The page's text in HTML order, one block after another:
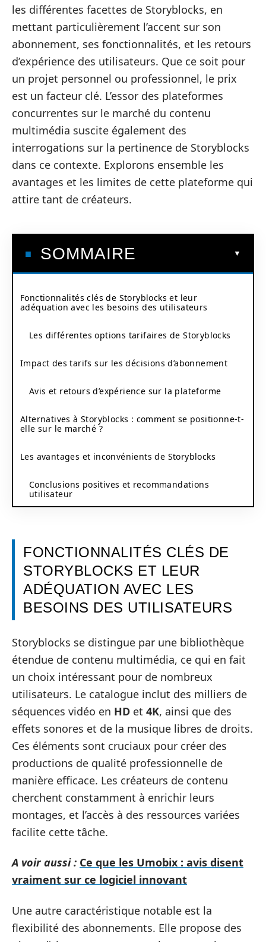
les différentes facettes de Storyblocks, en
mettant particulièrement l’accent sur son
abonnement, ses fonctionnalités, et les retours
d’expérience des utilisateurs. Que ce soit pour
un projet personnel ou professionnel, le prix
est un facteur clé. L’essor des plateformes
concurrentes sur le marché du contenu
multimédia suscite également des
interrogations sur la pertinence de Storyblocks
dans ce contexte. Explorons ensemble les
avantages et les limites de cette plateforme qui
attire tant de créateurs.
SOMMAIRE
Fonctionnalités clés de Storyblocks et leur
adéquation avec les besoins des utilisateurs
Les différentes options tarifaires de Storyblocks
Impact des tarifs sur les décisions d’abonnement
Avis et retours d’expérience sur la plateforme
Alternatives à Storyblocks : comment se positionne-t-
elle sur le marché ?
Les avantages et inconvénients de Storyblocks
Conclusions positives et recommandations
utilisateur
FONCTIONNALITÉS CLÉS DE
STORYBLOCKS ET LEUR
ADÉQUATION AVEC LES
BESOINS DES UTILISATEURS
Storyblocks se distingue par une bibliothèque
étendue de contenu multimédia, ce qui en fait
un choix intéressant pour de nombreux
utilisateurs. Le catalogue inclut des milliers de
séquences vidéo en HD et 4K, ainsi que des
effets sonores et de la musique libres de droits.
Ces éléments sont cruciaux pour créer des
productions de qualité professionnelle de
manière efficace. Les créateurs de contenu
cherchent constamment à enrichir leurs
montages, et l’accès à des ressources variées
facilite cette tâche.
A voir aussi : Ce que les Umobix : avis disent
vraiment sur ce logiciel innovant
Une autre caractéristique notable est la
flexibilité des abonnements. Elle propose des